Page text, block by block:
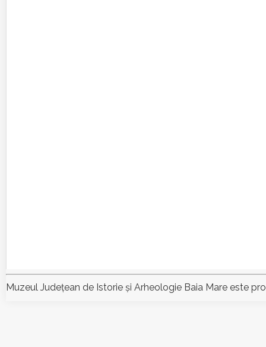
Muzeul Judeţean de Istorie şi Arheologie Baia Mare este